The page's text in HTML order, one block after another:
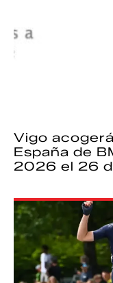
Vigo
España de
2026 el 26